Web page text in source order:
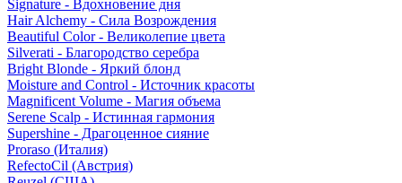
Signature - Вдохновение дня
Hair Alchemy - Сила Возрождения
Beautiful Color - Великолепие цвета
Silverati - Благородство серебра
Bright Blonde - Яркий блонд
Moisture and Control - Источник красоты
Magnificent Volume - Магия объема
Serene Scalp - Истинная гармония
Supershine - Драгоценное сияние
Proraso (Италия)
RefectoCil (Австрия)